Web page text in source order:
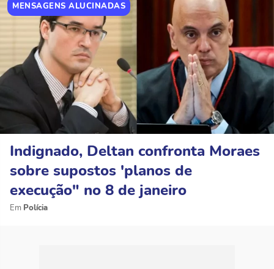
MENSAGENS ALUCINADAS
Indignado, Deltan confronta Moraes
sobre supostos 'planos de
execução" no 8 de janeiro
Polícia